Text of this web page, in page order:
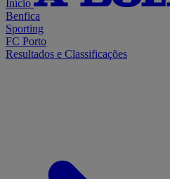
Início
Benfica
Sporting
FC Porto
Resultados e Classificações